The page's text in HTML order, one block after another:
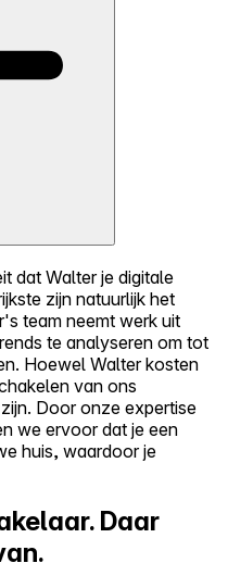
dat Walter je digitale
zijn natuurlijk het
team neemt werk uit
te analyseren om tot
Hoewel Walter kosten
van ons
Door onze expertise
we ervoor dat je een
huis, waardoor je
Daar